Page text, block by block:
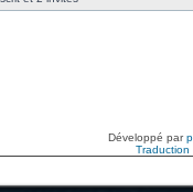
Développé par
Traduction